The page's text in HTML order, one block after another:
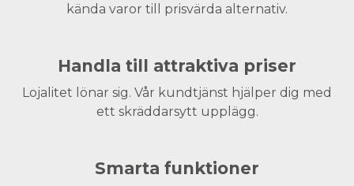
kända varor till prisvärda alternativ.
Handla till attraktiva priser
Lojalitet lönar sig. Vår kundtjänst hjälper dig med
ett skräddarsytt upplägg.
Smarta funktioner